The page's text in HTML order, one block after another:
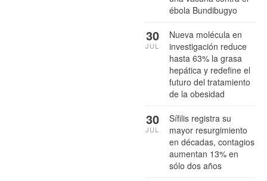
ébola Bundibugyo
Nueva molécula en
investigación reduce
hasta 63% la grasa
hepática y redefine el
futuro del tratamiento
de la obesidad
30
JUL
Sífilis registra su
mayor resurgimiento
en décadas, contagios
aumentan 13% en
sólo dos años
30
JUL